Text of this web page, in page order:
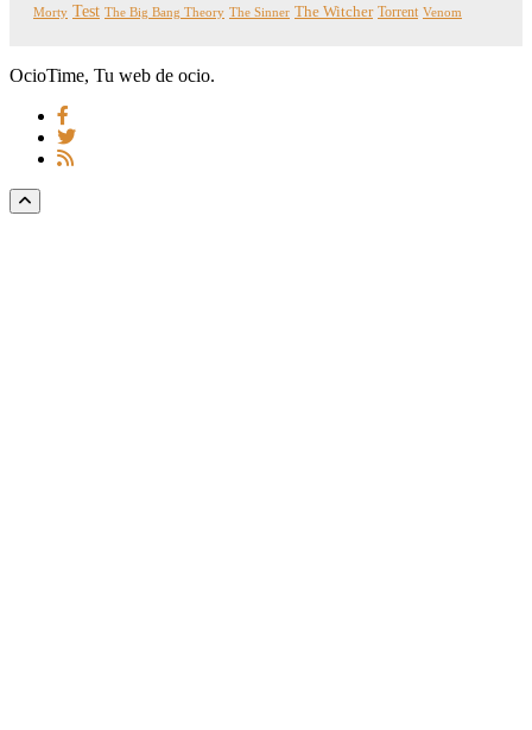
Morty Test The Big Bang Theory The Sinner The Witcher Torrent Venom
OcioTime, Tu web de ocio.